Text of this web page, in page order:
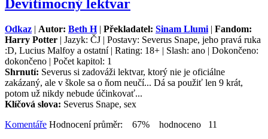
Devítimocný lektvar
Odkaz | Autor: Beth H| Překladatel: Sinam Llumi | Fandom:
Harry Potter | Jazyk: ČJ | Postavy: Severus Snape, jeho pravá ruka
:D, Lucius Malfoy a ostatní | Rating: 18+ | Slash: ano | Dokončeno:
dokončeno | Počet kapitol: 1
Shrnutí: Severus si zadováži lektvar, ktorý nie je oficiálne
zakázaný, ale v škole sa o ňom neučí... Dá sa použiť len 9 krát,
potom už nikdy nebude účinkovať...
Klíčová slova: Severus Snape, sex
Komentáře Hodnocení průměr: 67% hodnoceno 11